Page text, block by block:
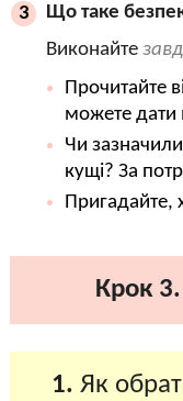
3
Що таке
Виконайте
Прочитайте
можете дати
Чи
кущі? За
Пригадайте,
Крок 3.
1. Як